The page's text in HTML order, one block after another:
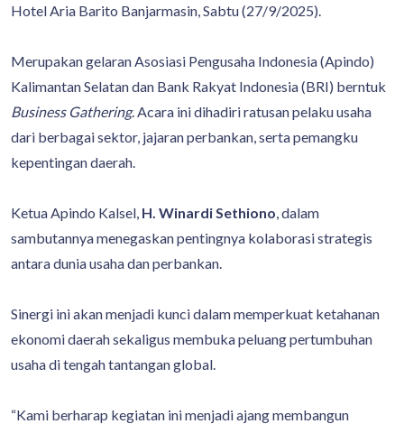
Hotel Aria Barito Banjarmasin, Sabtu (27/9/2025).
Merupakan gelaran Asosiasi Pengusaha Indonesia (Apindo)
Kalimantan Selatan dan Bank Rakyat Indonesia (BRI) berntuk
Business Gathering. Acara ini dihadiri ratusan pelaku usaha
dari berbagai sektor, jajaran perbankan, serta pemangku
kepentingan daerah.
Ketua Apindo Kalsel, H. Winardi Sethiono, dalam
sambutannya menegaskan pentingnya kolaborasi strategis
antara dunia usaha dan perbankan.
Sinergi ini akan menjadi kunci dalam memperkuat ketahanan
ekonomi daerah sekaligus membuka peluang pertumbuhan
usaha di tengah tantangan global.
“Kami berharap kegiatan ini menjadi ajang membangun